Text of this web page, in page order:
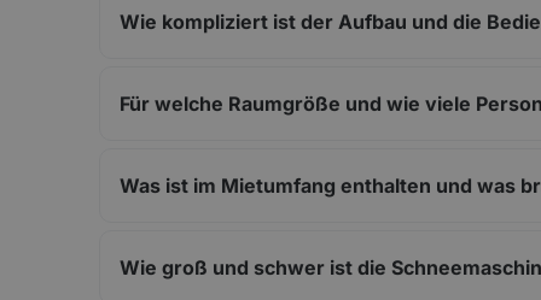
Wie kompliziert ist der Aufbau und die
Für welche Raumgröße und wie viele
Was ist im Mietumfang enthalten und was
Wie groß und schwer ist die